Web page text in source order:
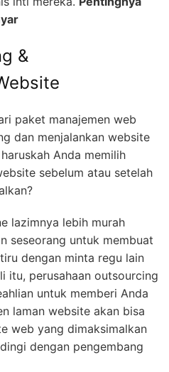
&
paket manajemen web
dan menjalankan website
Anda memilih
sebelum atau setelah
lazimnya lebih murah
seseorang untuk membuat
dengan minta regu lain
itu, perusahaan outsourcing
untuk memberi Anda
laman website akan bisa
web yang dimaksimalkan
dengan pengembang